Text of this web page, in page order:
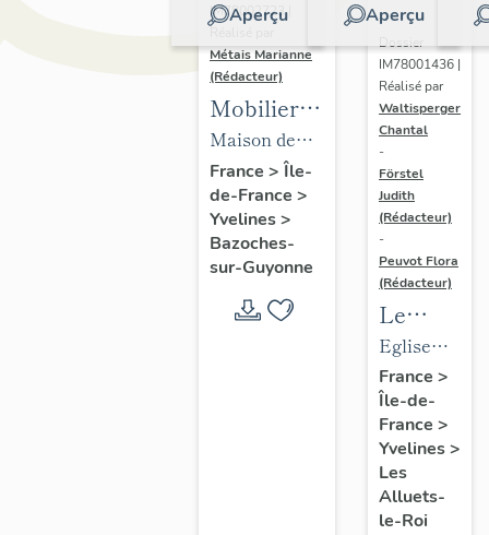
Aperçu
IM78002723 |
Métais Marianne
(Rédacteur)
Mobilier
de la
maison
Louis
Carré
Maison de
villégiature
dite maison
Louis Carré
France > Île-
de-France >
Yvelines>
Bazoches-
sur-Guyonne
Aperçu
Dossier
IM78001436 |
Réalisé par
Waltisperger
Chantal
-
Förstel
Judith
(Rédacteur)
-
Peuvot Flora
(Rédacteur)
Le
mobilier
de
l'église
Saint-
Nicolas
Eglise
paroissiale
Saint-
Nicolas
France >
Île-de-
France >
Yvelines>
Les
Alluets-
le-Roi